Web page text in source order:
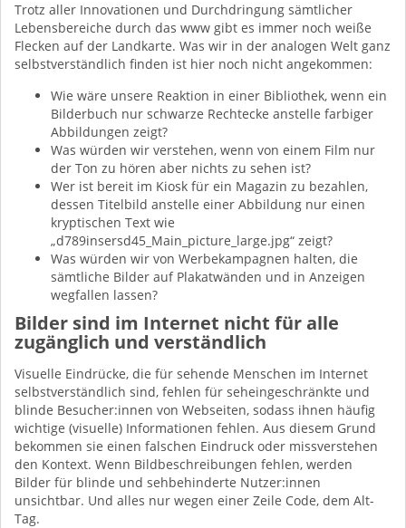
Trotz aller Innovationen und Durchdringung sämtlicher
Lebensbereiche durch das www gibt es immer noch weiße
Flecken auf der Landkarte. Was wir in der analogen Welt ganz
selbstverständlich finden ist hier noch nicht angekommen:
Wie wäre unsere Reaktion in einer Bibliothek, wenn ein
Bilderbuch nur schwarze Rechtecke anstelle farbiger
Abbildungen zeigt?
Was würden wir verstehen, wenn von einem Film nur
der Ton zu hören aber nichts zu sehen ist?
Wer ist bereit im Kiosk für ein Magazin zu bezahlen,
dessen Titelbild anstelle einer Abbildung nur einen
kryptischen Text wie
„d789insersd45_Main_picture_large.jpg“ zeigt?
Was würden wir von Werbekampagnen halten, die
sämtliche Bilder auf Plakatwänden und in Anzeigen
wegfallen lassen?
Bilder sind im Internet nicht für alle
zugänglich und verständlich
Visuelle Eindrücke, die für sehende Menschen im Internet
selbstverständlich sind, fehlen für seheingeschränkte und
blinde Besucher:innen von Webseiten, sodass ihnen häufig
wichtige (visuelle) Informationen fehlen. Aus diesem Grund
bekommen sie einen falschen Eindruck oder missverstehen
den Kontext. Wenn Bildbeschreibungen fehlen, werden
Bilder für blinde und sehbehinderte Nutzer:innen
unsichtbar. Und alles nur wegen einer Zeile Code, dem Alt-
Tag.